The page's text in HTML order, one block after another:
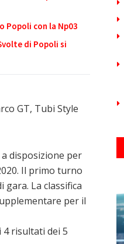
Popoli con la Np03
di Popoli si
GT, Tubi Style
disposizione per
Il primo turno
gara. La classifica
per il
4 risultati dei 5